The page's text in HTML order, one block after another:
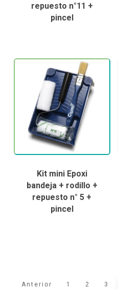
repuesto n°11 +
pincel
Kit mini Epoxi
bandeja + rodillo +
repuesto n° 5 +
pincel
Anterior 1 2 3